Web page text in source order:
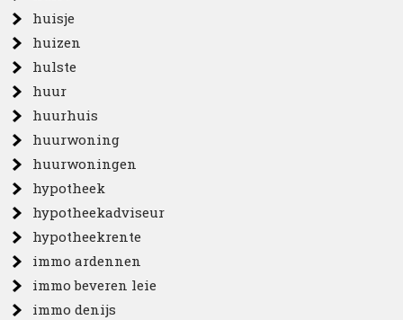
huisje
huizen
hulste
huur
huurhuis
huurwoning
huurwoningen
hypotheek
hypotheekadviseur
hypotheekrente
immo ardennen
immo beveren leie
immo denijs